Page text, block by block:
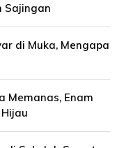
Sajingan
di Muka, Mengapa
Memanas, Enam